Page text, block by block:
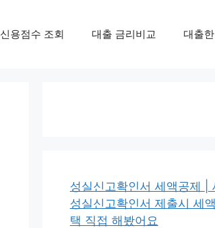
신용점수 조회 대출 금리비교 대출
성실신고확인서 세액공제 |
성실신고확인서 제출시 세
택 직접 해봤어요